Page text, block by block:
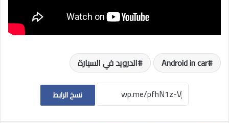
Android in car اندرويد في السيارة
نسخ الرابط